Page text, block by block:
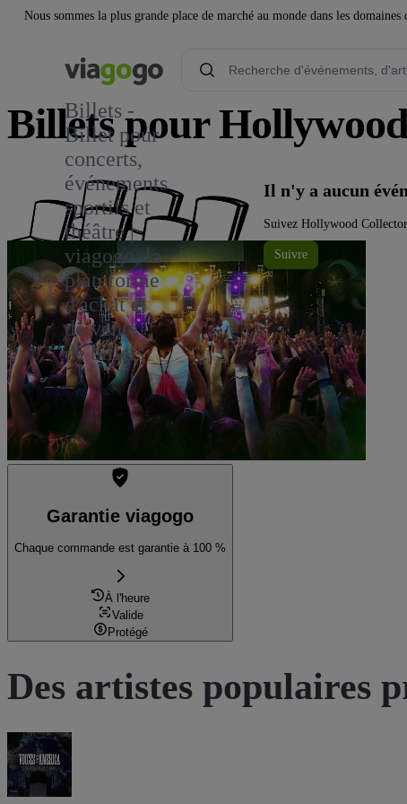
Nous sommes la plus grande place de marché au monde dans les
Billets -
Billet pour
concerts,
événements
sportifs et
théâtre |
viagogo, la
plateforme
d'achat et
de vente
de billets
Billets pour
Il n'y a aucun
Suivez Hollywood
Suivre
Garantie viagogo
Chaque commande est garantie à 100 %
À l'heure
Valide
Protégé
Des artistes populaires